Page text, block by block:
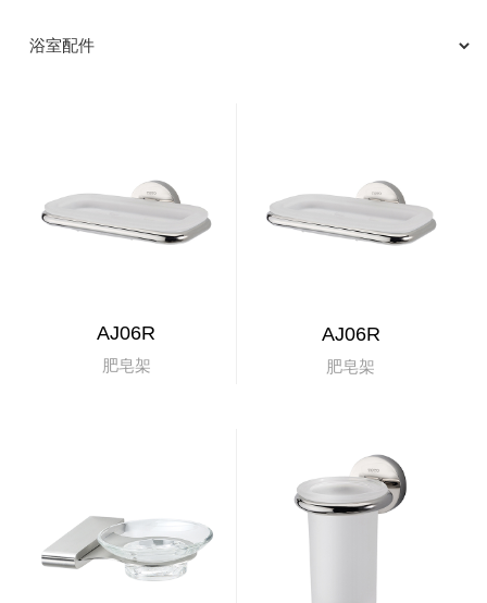
AJ06R
肥皂架
AJ06R
肥皂架